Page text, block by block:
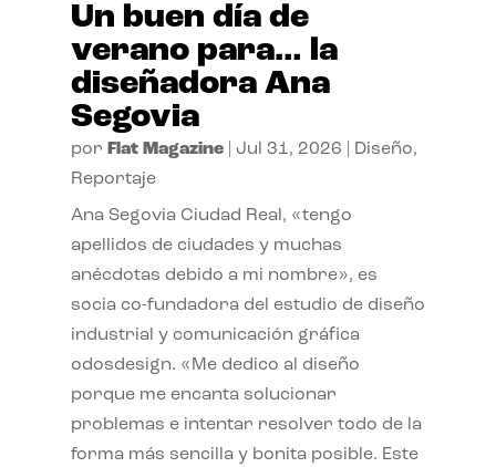
Un buen día de
verano para… la
diseñadora Ana
Segovia
por Flat Magazine| Jul 31, 2026 Diseño,
Reportaje
Ana Segovia Ciudad Real, «tengo
apellidos de ciudades y muchas
anécdotas debido a mi nombre», es
socia co-fundadora del estudio de diseño
industrial y comunicación gráfica
odosdesign. «Me dedico al diseño
porque me encanta solucionar
problemas e intentar resolver todo de la
forma más sencilla y bonita posible. Este